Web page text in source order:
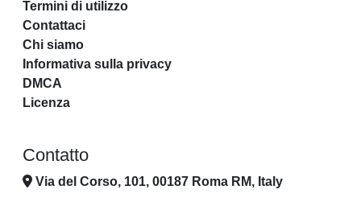
Termini di utilizzo
Contattaci
Chi siamo
Informativa sulla privacy
DMCA
Licenza
Contatto
Via del Corso, 101, 00187 Roma RM, Italy